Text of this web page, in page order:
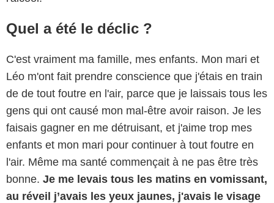
Quel a été le déclic ?
C'est vraiment ma famille, mes enfants. Mon mari et
Léo m'ont fait prendre conscience que j'étais en train
de de tout foutre en l'air, parce que je laissais tous les
gens qui ont causé mon mal-être avoir raison. Je les
faisais gagner en me détruisant, et j'aime trop mes
enfants et mon mari pour continuer à tout foutre en
l'air. Même ma santé commençait à ne pas être très
bonne. Je me levais tous les matins en vomissant,
au réveil j’avais les yeux jaunes, j'avais le visage